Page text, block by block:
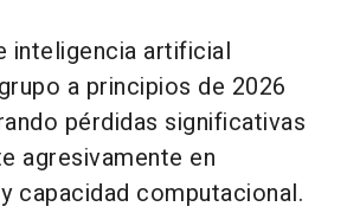
inteligencia artificial
a principios de 2026
pérdidas significativas
agresivamente en
capacidad computacional.